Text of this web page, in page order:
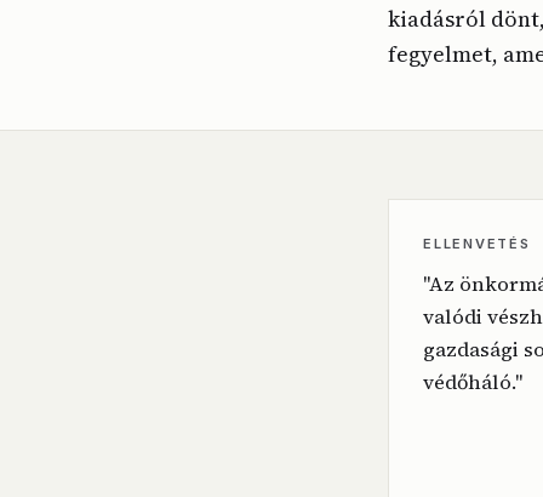
kiadásról
fegyelmet,
ELLENVETÉS
"Az
valódi
gazdasági
védőháló."